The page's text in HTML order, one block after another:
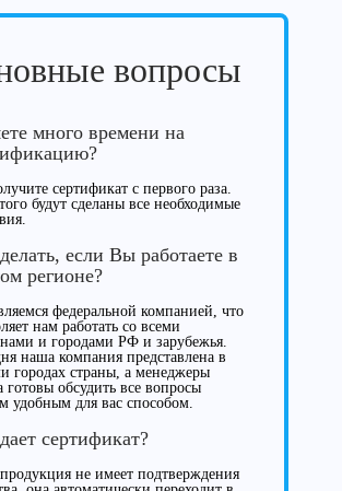
вопросы
много времени на
сертификат с первого раза.
будут сделаны все необходимые
если Вы работаете в
регионе?
федеральной компанией, что
нам работать со всеми
и городами РФ и зарубежья.
наша компания представлена в
городах страны, а менеджеры
готовы обсудить все вопросы
удобным для вас способом.
сертификат?
не имеет подтверждения